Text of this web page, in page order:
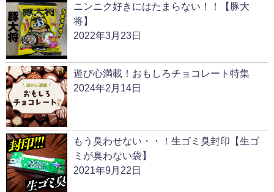
ニンニク好きにはたまらない！！【豚大
将】
2022年3月23日
遊び心満載！おもしろチョコレート特集
2024年2月14日
もう臭わせない・・！生ゴミ臭封印【生ゴ
ミが臭わない袋】
2021年9月22日